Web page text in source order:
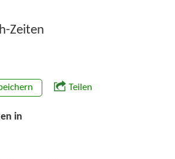
Zeiten
Teilen
in